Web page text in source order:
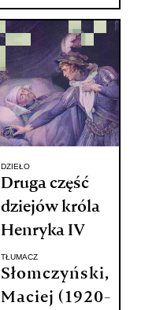
DZIEŁO
Druga część
dziejów króla
Henryka IV
TŁUMACZ
Słomczyński,
Maciej (1920-